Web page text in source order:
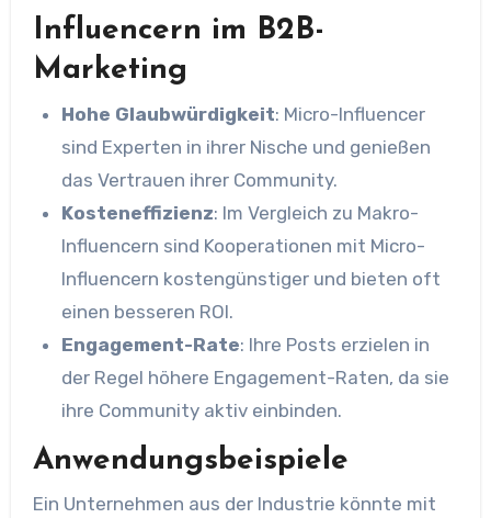
Influencern im B2B-
Marketing
Hohe Glaubwürdigkeit: Micro-Influencer
sind Experten in ihrer Nische und genießen
das Vertrauen ihrer Community.
Kosteneffizienz: Im Vergleich zu Makro-
Influencern sind Kooperationen mit Micro-
Influencern kostengünstiger und bieten oft
einen besseren ROI.
Engagement-Rate: Ihre Posts erzielen in
der Regel höhere Engagement-Raten, da sie
ihre Community aktiv einbinden.
Anwendungsbeispiele
Ein Unternehmen aus der Industrie könnte mit